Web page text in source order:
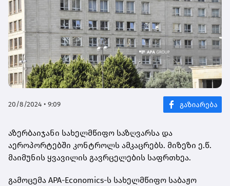
20/8/2024 • 9:09
აზერბაიჯანი სახელმწიფო საზღვარსა და
აეროპორტებში კონტროლს ამკაცრებს. მიზეზი ე.წ.
მაიმუნის ყვავილის გავრცელების საფრთხეა.
გამოცემა APA-Economics-ს სახელმწიფო საბაჟო